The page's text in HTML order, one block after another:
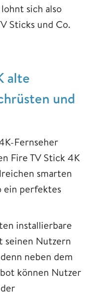
sich also
Sticks und Co.
alte
und
Fernseher
Fire TV Stick 4K
smarten
ein perfektes
installierbare
seinen Nutzern
neben dem
können Nutzer